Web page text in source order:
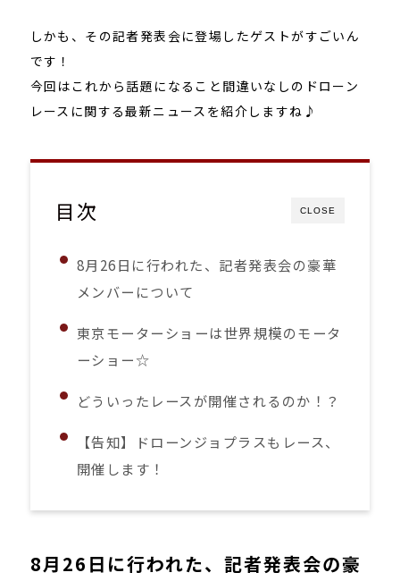
しかも、その記者発表会に登場したゲストがすごいん
です！
今回はこれから話題になること間違いなしのドローン
レースに関する最新ニュースを紹介しますね♪
CLOSE
目次
8月26日に行われた、記者発表会の豪華
メンバーについて
東京モーターショーは世界規模のモータ
ーショー☆
どういったレースが開催されるのか！？
【告知】ドローンジョプラスもレース、
開催します！
8月26日に行われた、記者発表会の豪